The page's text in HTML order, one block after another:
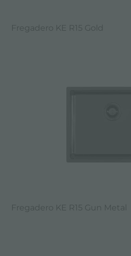
Fregadero KE R15 Gold
Fregadero KE R15 Gun Metal